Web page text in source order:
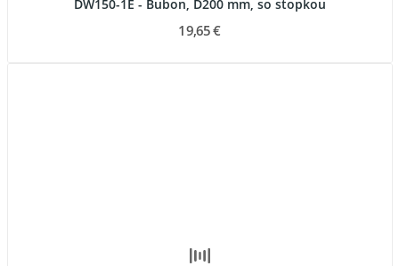
DW150-1E - Bubon, D200 mm, so stopkou
19,65 €